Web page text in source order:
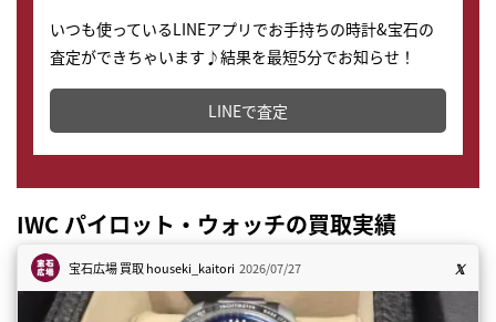
いつも使っているLINEアプリでお手持ちの時計&宝石の
査定ができちゃいます♪結果を最短5分でお知らせ！
どこからでもすぐに査定金額を知ることが出来ます。
LINEで査定
IWC パイロット・ウォッチの買取実績
宝石広場 買取houseki_kaitori 2026/07/27